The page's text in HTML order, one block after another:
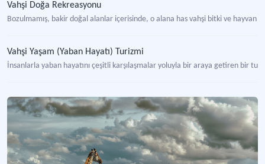
Vahşi Doğa Rekreasyonu
Bozulmamış, bakir doğal alanlar içerisinde, o alana has vahşi bitki ve hayvan
Vahşi Yaşam (Yaban Hayatı) Turizmi
İnsanlarla yaban hayatını çeşitli karşılaşmalar yoluyla bir araya getiren bir
Gökyüzüne En Yakın Bitkiler: Alpin Çiçekler Projesi
Erzurum'da alpin çiçeklerin korunması ve tanıtımı yoluyla sürdürülebilir
Türkiye'nin Doğal Değerleri Fotoğraf Sergisi Bilgilendirme Kitapçığı
Türkiye’nin ekosistem ve biyolojik çeşitliliğini tanıtan sergi albümü.